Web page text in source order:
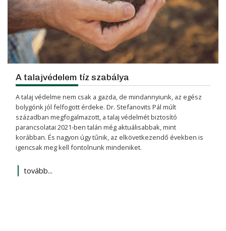
A talajvédelem tíz szabálya
A talaj védelme nem csak a gazda, de mindannyiunk, az egész
bolygónk jól felfogott érdeke. Dr. Stefanovits Pál múlt
században megfogalmazott, a talaj védelmét biztosító
parancsolatai 2021-ben talán még aktuálisabbak, mint
korábban. És nagyon úgy tűnik, az elkövetkezendő években is
igencsak meg kell fontolnunk mindeniket.
tovább...